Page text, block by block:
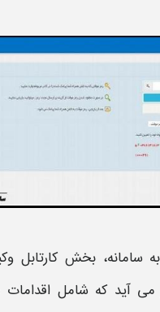
سامانه، بخش کارتابل
می آید که شامل اقدامات